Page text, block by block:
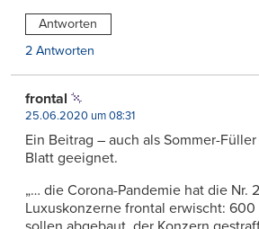
Antworten
2 Antworten
frontal
25.06.2020 um 08:31
Ein Beitrag – auch als Sommer-
Blatt geeignet.
„… die Corona-Pandemie hat die Nr.
Luxuskonzerne frontal erwischt: